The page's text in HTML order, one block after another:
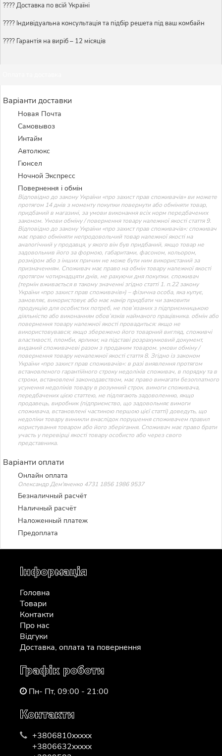
???? Доставка по всій Україні
????️ Індивідуальна консультація та підбір решета під ваш комбайн
???? Гарантія на виріб – 12 місяців
Варіанти доставки
Новая Почта
Самовывоз
Интайм
Автолюкс
Гюнсел
Ночной Экспресс
Повернення і обмін
Відповідно до закону України «про захист прав споживачів» ви можете
протягом 14 днів з моменту покупки повернути або обміняти товар,
придбаний в магазині, за умови виконання всіх норм передбачених
законом. Умови обміну / повернення товару належної якості стаття 9.
Відповідно до закону України «про захист прав споживачів»: споживач
має право обміняти непродовольчий товар належної якості на
аналогічний у продавця, у якого він був придбаний, якщо товар не
задовольнив його за формою, габаритами, фасоном, кольором,
розміром або з інших причин не може бути ним використаний за
призначенням. Споживач має право на обмін товару належної якості
протягом чотирнадцяти днів, не рахуючи дня покупки. споживач
(термін вживається в такому значенні згідно статті 1. п.22 закону
України «про захист прав споживачів») – фізична особа, яка купує,
замовляє, використовує або має намір придбати чи замовити
продукцію для особистих потреб, не пов’язаних з підприємницькою
діяльністю або виконанням обов’язків найманого працівника. обмін або
повернення товару належної якості провадиться: якщо не
використовувався; якщо збережено його товарний вигляд, споживчі
властивості, пломби, ярлики; на підставі розрахунковий документ,
виданий споживачеві разом з проданим товаром. умови обміну /
повернення товару неналежної якості стаття 8. Згідно із законом
України «про захист прав споживачів»: в разі виявлення протягом
встановленого гарантійного строку недоліків споживач, в порядку та в
строки, встановлені законодавством, має право вимагати безоплатного
усунення недоліків товару в розумний строк. вимоги споживача,
передбачених цією статтею, не підлягають задоволенню, якщо
продавець, виробник (підприємство, що задовольняє вимоги
споживача, встановлені частиною першою цієї статті) доведуть, що
недоліки товару виникли внаслідок порушення споживачем правил
користування товаром або його зберігання. Споживач має право брати
участь у перевірці якості товару особисто або через свого
представника.
Варіанти оплати
Онлайн оплата
Олександр Дем'яненко 4731 1856 1986 9537
Безналичный расчёт
Наличный расчёт
Наложенный платеж
Предоплата
Інформація
Головна
Товари
Контакти
Про нас
Відгуки
Доставка, оплата та повернення
Графік роботи
Пн- Пт, 09:00 - 21:00
Контакти
+3806810xxxxx
+3806632xxxxx